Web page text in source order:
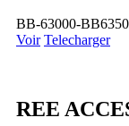
BB-63000-
Voir Telecharger
REE